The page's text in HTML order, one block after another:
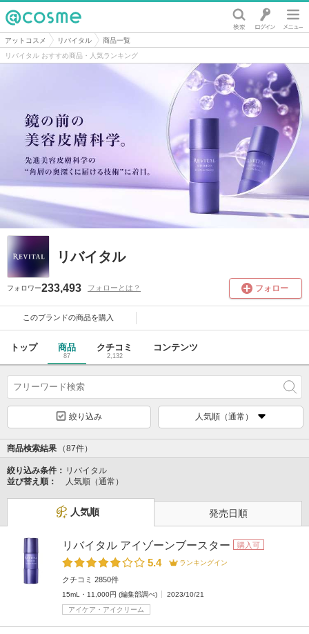
@cosme
アットコスメ リバイタル
商品一覧
リバイタル おすすめ商品・人気ランキング
リバイタル
フォロワー233,493 フォローとは？ フォロー
このブランドの商品を購入
トップ 商品
87
クチコミ
2,132
コンテンツ
絞り込み 人気順（通常）
商品検索結果 （87件）
絞り込み条件： リバイタル
並び替え順：
人気順（通常）
人気順 発売日順
リバイタル アイゾーンブースター 購入可
5.4 ランキングイン
クチコミ 2850件
15mL・11,000円 (編集部調べ)
2023/10/21
アイケア・アイクリーム